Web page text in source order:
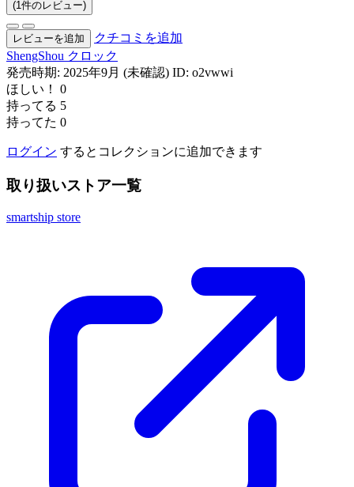
(1件のレビュー)
レビューを追加
クチコミを追加
ShengShou クロック
発売時期: 2025年9月 (未確認) ID: o2vwwi
ほしい！
0
持ってる 5
持ってた 0
ログイン するとコレクションに追加できます
取り扱いストア一覧
smartship store